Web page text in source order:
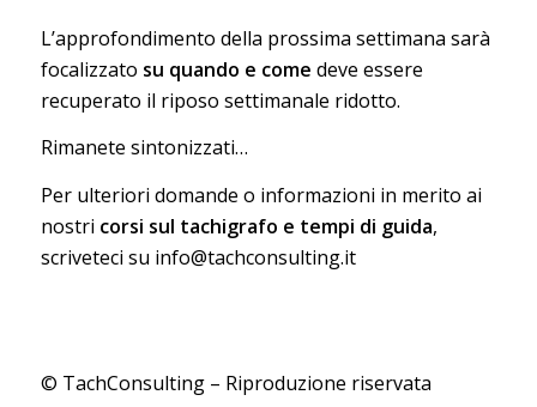
L’approfondimento della prossima settimana sarà
focalizzato su quando e come deve essere
recuperato il riposo settimanale ridotto.
Rimanete sintonizzati…
Per ulteriori domande o informazioni in merito ai
nostri corsi sul tachigrafo e tempi di guida,
scriveteci su info@tachconsulting.it
© TachConsulting – Riproduzione riservata